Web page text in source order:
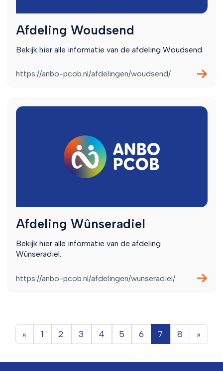
Afdeling Woudsend
Bekijk hier alle informatie van de afdeling Woudsend.
https://anbo-pcob.nl/afdelingen/woudsend/
Afdeling Wûnseradiel
Bekijk hier alle informatie van de afdeling
Wûnseradiel.
https://anbo-pcob.nl/afdelingen/wunseradiel/
« 1 2 3 4 5 6 7 8 »